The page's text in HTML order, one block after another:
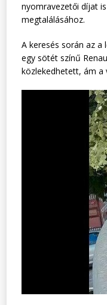
nyomravezetői díjat
megtalálásához.
A keresés során az
egy sötét színű
közlekedhetett, ám a